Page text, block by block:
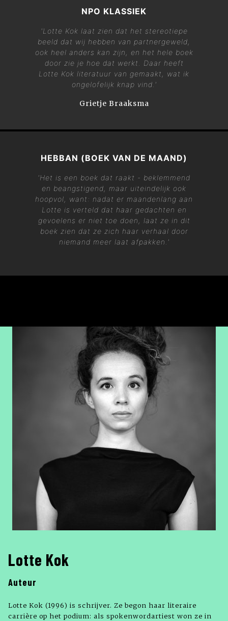
NPO KLASSIEK
'Lotte Kok laat zien dat het stereotiepe
beeld dat wij hebben van partnergeweld,
ook heel anders kan zijn, en het hele boek
door zie je hoe dat werkt. Daar heeft
Lotte Kok literatuur van gemaakt, wat ik
ongelofelijk knap vind.'
Grietje Braaksma
HEBBAN (BOEK VAN DE MAAND)
'Het is een boek dat raakt - beklemmend
en beangstigend, maar uiteindelijk ook
hoopvol, want: nadat er maandenlang aan
Lotte is verteld dat haar gedachten en
gevoelens er niet toe doen, laat ze in dit
boek zien dat ze zich haar verhaal door
niemand meer laat afpakken.'
Lotte Kok
Auteur
Lotte Kok (1996) is schrijver. Ze begon haar literaire
carrière op het podium: als spokenwordartiest won ze in